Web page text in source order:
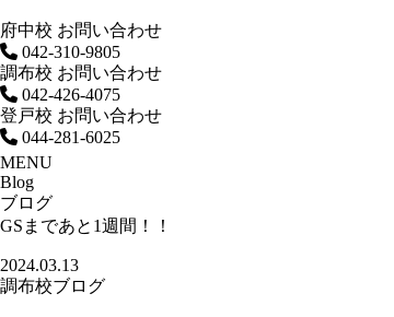
府中校 お問い合わせ
042-310-9805
調布校 お問い合わせ
042-426-4075
登戸校 お問い合わせ
044-281-6025
MENU
Blog
ブログ
GSまであと1週間！！
2024.03.13
調布校ブログ